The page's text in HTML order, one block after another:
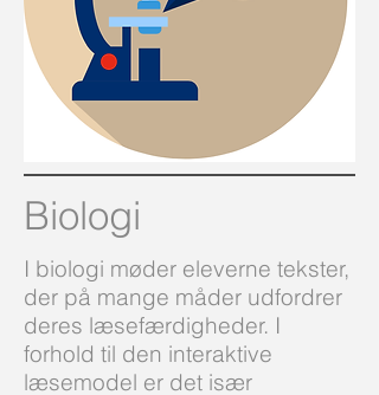
Biologi
I biologi møder eleverne tekster,
der på mange måder udfordrer
deres læsefærdigheder. I
forhold til den interaktive
læsemodel er det især